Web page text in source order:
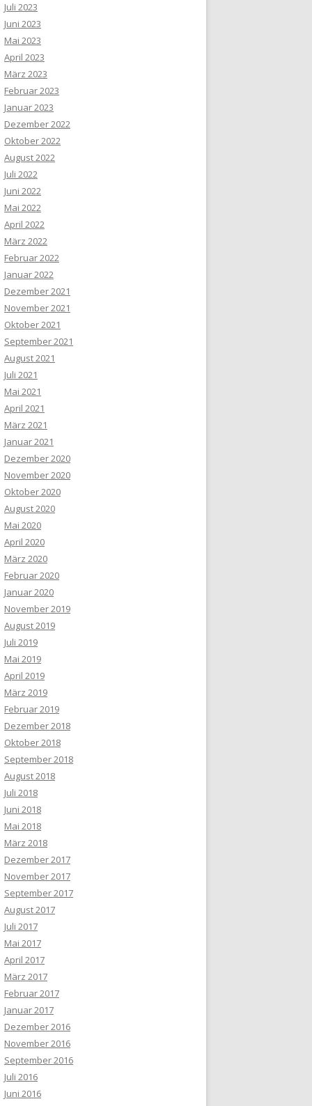
Juli 2023
Juni 2023
Mai 2023
April 2023
März 2023
Februar 2023
Januar 2023
Dezember 2022
Oktober 2022
August 2022
Juli 2022
Juni 2022
Mai 2022
April 2022
März 2022
Februar 2022
Januar 2022
Dezember 2021
November 2021
Oktober 2021
September 2021
August 2021
Juli 2021
Mai 2021
April 2021
März 2021
Januar 2021
Dezember 2020
November 2020
Oktober 2020
August 2020
Mai 2020
April 2020
März 2020
Februar 2020
Januar 2020
November 2019
August 2019
Juli 2019
Mai 2019
April 2019
März 2019
Februar 2019
Dezember 2018
Oktober 2018
September 2018
August 2018
Juli 2018
Juni 2018
Mai 2018
März 2018
Dezember 2017
November 2017
September 2017
August 2017
Juli 2017
Mai 2017
April 2017
März 2017
Februar 2017
Januar 2017
Dezember 2016
November 2016
September 2016
Juli 2016
Juni 2016